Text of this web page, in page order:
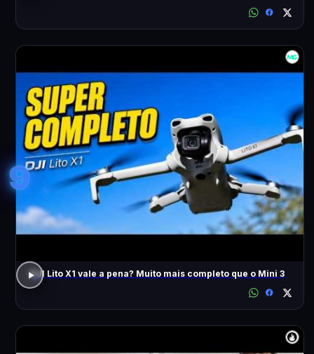
9
DJI Lito X1 vale a pena? Muito mais completo que o Mini 3